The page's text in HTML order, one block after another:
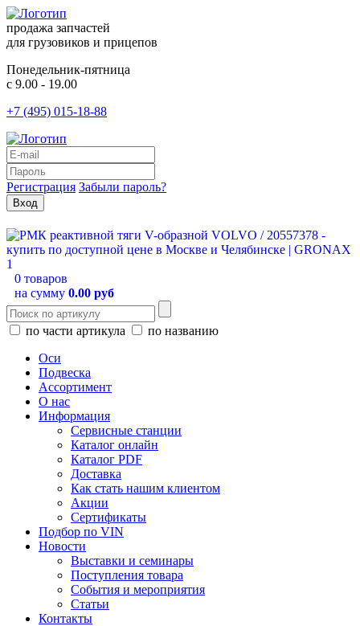
продажа запчастей
для грузовиков и прицепов
Понедельник-пятница
с 9.00 - 19.00
+7 (495) 015-18-88
Регистрация Забыли пароль?
0 товаров
на сумму 0.00 руб
по части артикула
по названию
Оси
Подвеска
Ассортимент
О нас
Информация
Сервисные станции
Каталог онлайн
Каталог PDF
Доставка
Как стать нашим клиентом
Акции
Сертификаты
Подбор по VIN
Новости
Выставки и семинары
Поступления товара
События и мероприятия
Статьи
Контакты